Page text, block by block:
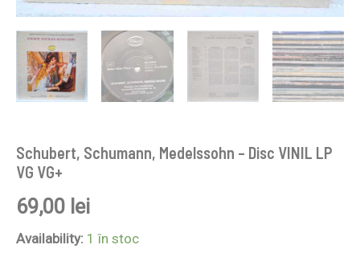
Schubert, Schumann, Medelssohn – Disc VINIL LP
VG VG+
69,00 lei
Availability: 1 în stoc